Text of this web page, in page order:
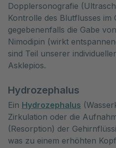
Dopplersonografie
Kontrolle des Blutflusses im
gegebenenfalls die Gabe
Nimodipin (wirkt
sind Teil unserer
Asklepios.
Hydrozephalus
Ein Hydrozephalus
Zirkulation oder die
(Resorption) der
was zu einem erhöhten